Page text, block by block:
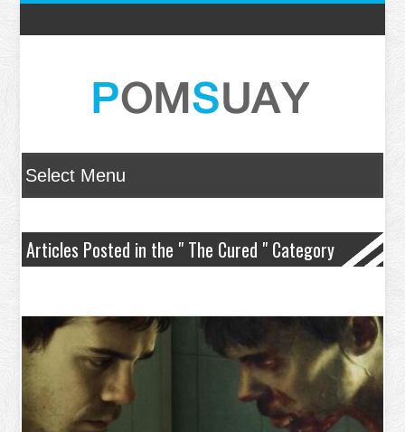
Articles Posted in the " The Cured " Category